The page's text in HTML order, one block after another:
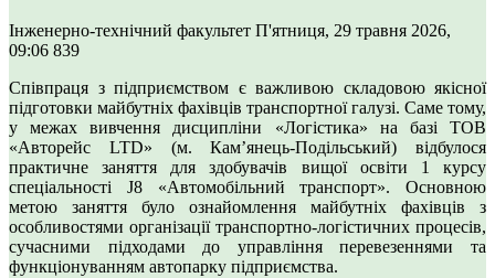
Інженерно-технічний факультет П'ятниця, 29 травня 2026,
09:06 839
Співпраця з підприємством є важливою складовою якісної
підготовки майбутніх фахівців транспортної галузі. Саме тому,
у межах вивчення дисципліни «Логістика» на базі ТОВ
«Авторейс LTD» (м. Кам’янець-Подільський) відбулося
практичне заняття для здобувачів вищої освіти 1 курсу
спеціальності J8 «Автомобільний транспорт». Основною
метою заняття було ознайомлення майбутніх фахівців з
особливостями організації транспортно-логістичних процесів,
сучасними підходами до управління перевезеннями та
функціонуванням автопарку підприємства.